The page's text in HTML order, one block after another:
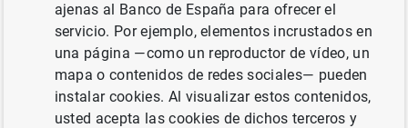
Información
12 Diciembre 2025
ajenas al Banco de España para ofrecer el
servicio. Por ejemplo, elementos incrustados en
una página —como un reproductor de vídeo, un
mapa o contenidos de redes sociales— pueden
instalar cookies. Al visualizar estos contenidos,
usted acepta las cookies de dichos terceros y